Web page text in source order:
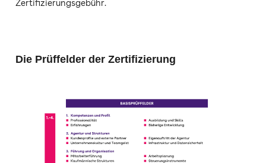
Zertifizierungsgebühr.
Die Prüffelder der Zertifizierung